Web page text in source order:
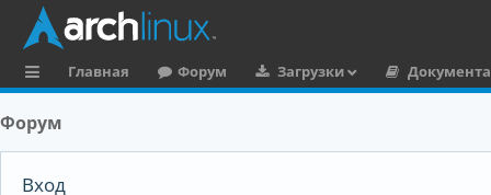
ы
Главная Форум Загрузки
Форум
Вход